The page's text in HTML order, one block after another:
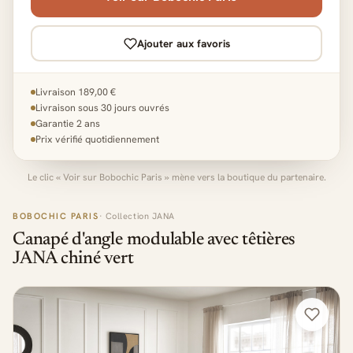
BOBOCHIC PARIS · Collection JANA
Canapé d'angle modulable avec têtières
JANA chiné vert
Ajouter aux favoris
Livraison 189,00 €
Livraison sous 30 jours ouvrés
Garantie 2 ans
Prix vérifié quotidiennement
Le clic « Voir sur Bobochic Paris » mène vers la boutique du partenaire.